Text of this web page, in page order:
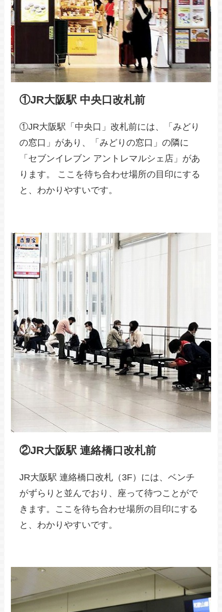
①JR大阪駅 中央口改札前
①JR大阪駅「中央口」改札前には、「みどり
の窓口」があり、「みどりの窓口」の隣に
「セブンイレブン アントレマルシェ店」があ
ります。 ここを待ち合わせ場所の目印にする
と、わかりやすいです。
②JR大阪駅 連絡橋口改札前
JR大阪駅 連絡橋口改札（3F）には、ベンチ
がずらりと並んでおり、座って待つことがで
きます。ここを待ち合わせ場所の目印にする
と、わかりやすいです。